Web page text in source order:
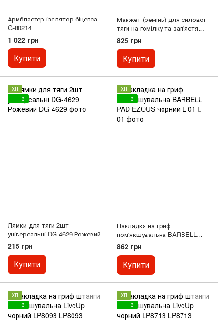
Армбластер ізолятор біцепса
G-80214
1 022 грн
Купити
Манжет (ремінь) для силової
тяги на гомілку та зап'ястя
шкіряний 1шт чорний GM-1011
825 грн
Купити
ХІТ
3
Лямки для тяги 2шт
універсальні DG-4629 Рожевий
215 грн
Купити
ХІТ
3
Накладка на гриф
пом'якшувальна BARBELL
PAD EZOUS чорний L-01
862 грн
Купити
ХІТ
3
ХІТ
3